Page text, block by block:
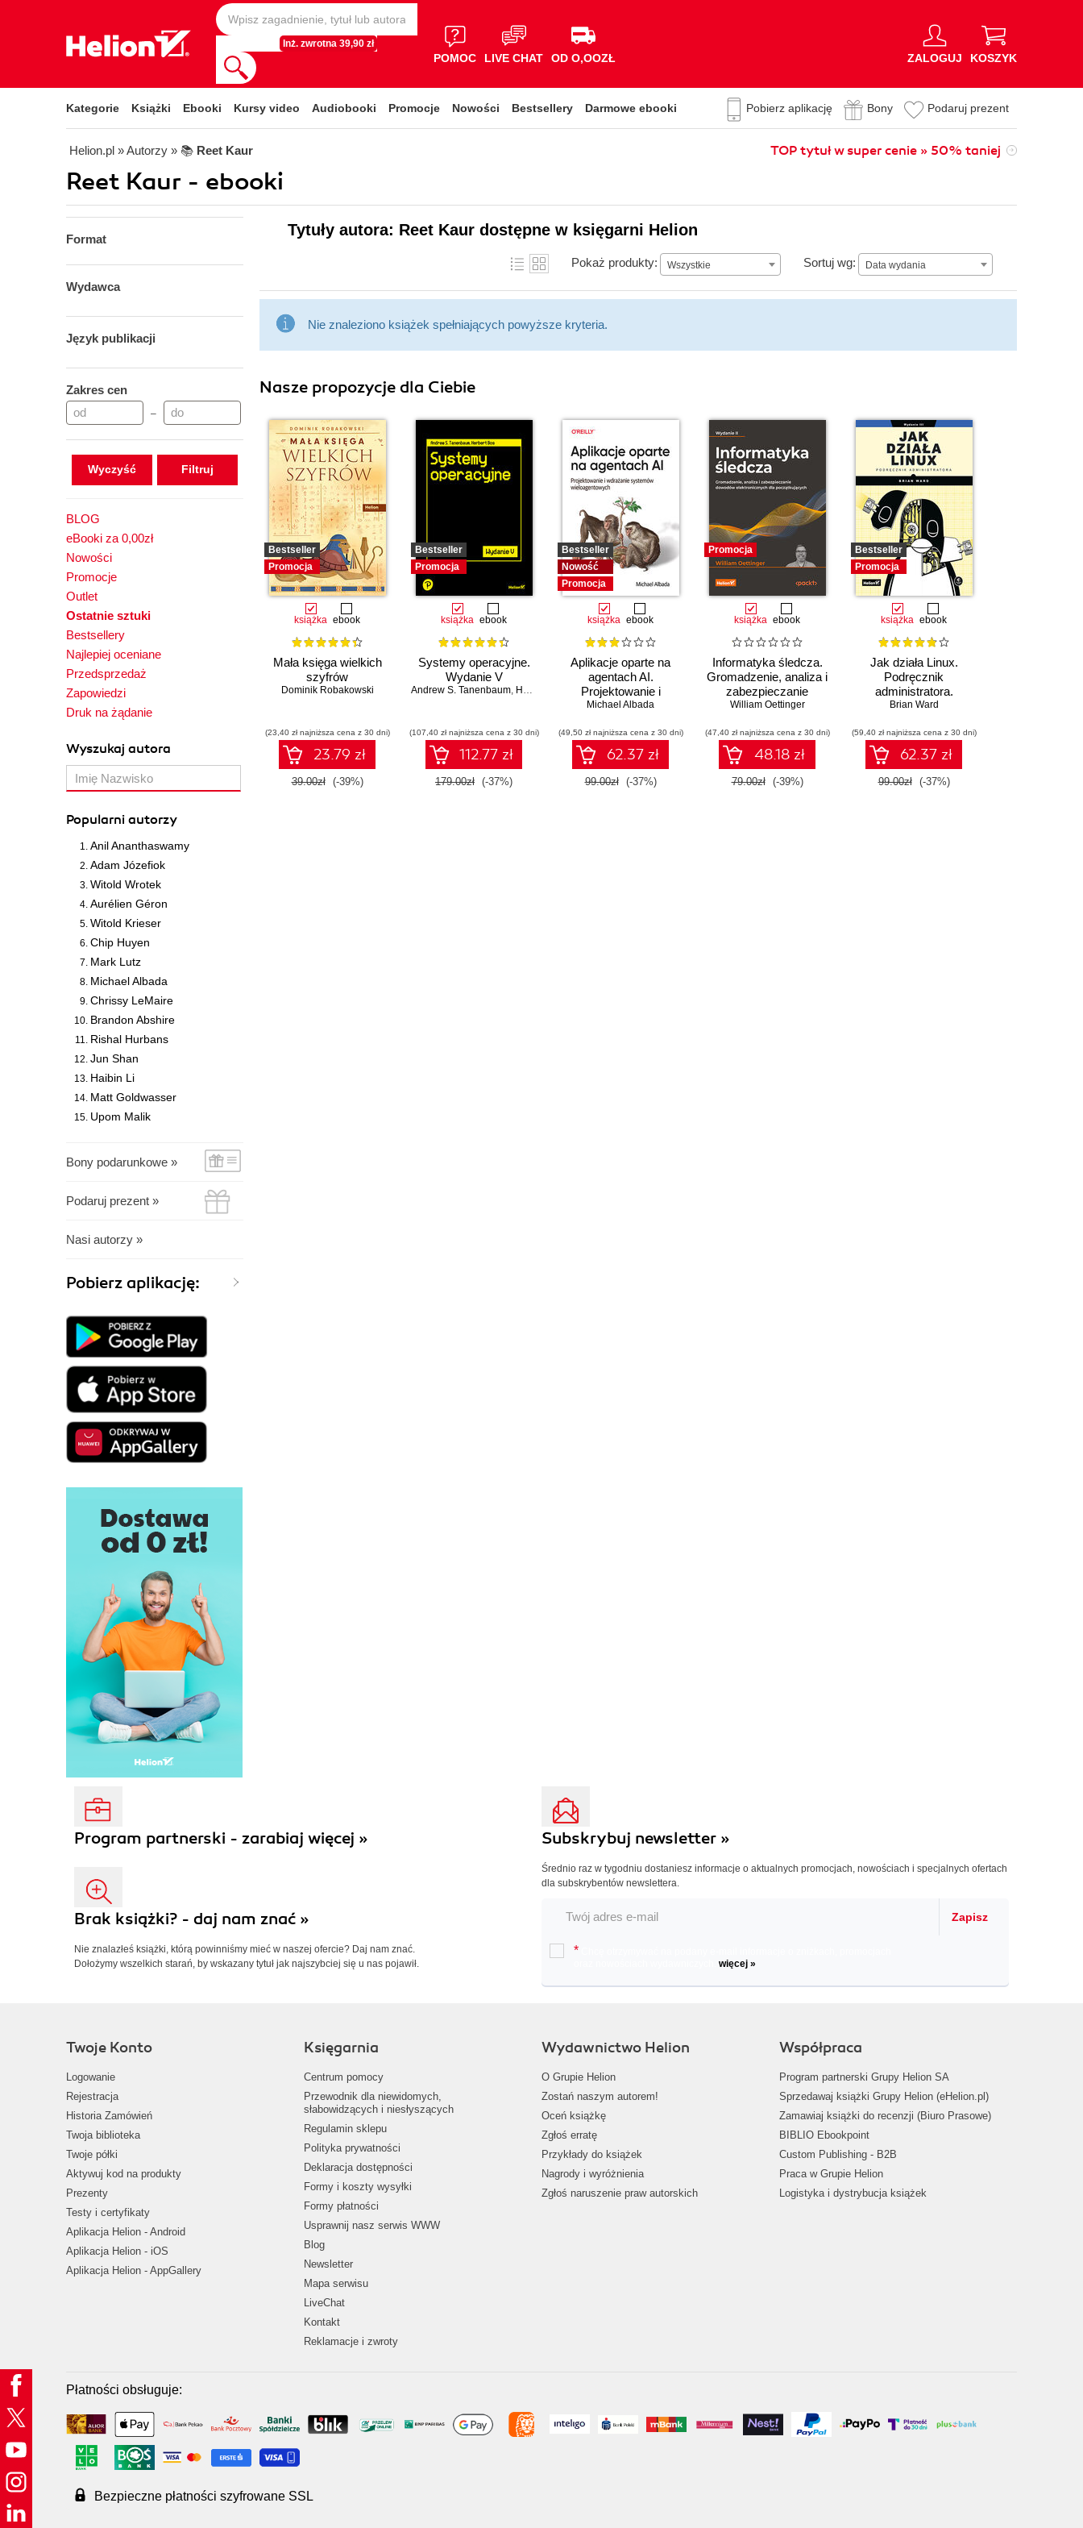
Inż. zwrotna 39,90 zł
POMOC LIVE CHAT OD O,OOZŁ ZALOGUJ KOSZYK
Kategorie Książki Ebooki Kursy video Audiobooki Promocje Nowości Bestsellery Darmowe ebooki Pobierz aplikację Bony Podaruj prezent
Helion.pl » Autorzy » 📚 Reet Kaur TOP tytuł w super cenie » 50% taniej
Reet Kaur - ebooki
Format
Wydawca
Język publikacji
Zakres cen
–
Wyczyść
BLOG
eBooki za 0,00zł
Nowości
Promocje
Outlet
Ostatnie sztuki
Bestsellery
Najlepiej oceniane
Przedsprzedaż
Zapowiedzi
Druk na żądanie
Wyszukaj autora
Popularni autorzy
Anil Ananthaswamy
Adam Józefiok
Witold Wrotek
Aurélien Géron
Witold Krieser
Chip Huyen
Mark Lutz
Michael Albada
Chrissy LeMaire
Brandon Abshire
Rishal Hurbans
Jun Shan
Haibin Li
Matt Goldwasser
Upom Malik
Bony podarunkowe »
Podaruj prezent »
Nasi autorzy »
Pobierz aplikację:
Tytuły autora: Reet Kaur dostępne w księgarni Helion
Pokaż produkty: Wszystkie Sortuj wg: Data wydania
Data wydania
Nie znaleziono książek spełniających powyższe kryteria.
Nasze propozycje dla Ciebie
Bestseller
Promocja
książka ebook
Mała księga wielkich
szyfrów
Dominik Robakowski
(23,40 zł najniższa cena z 30 dni)
23.79 zł
39.00zł (-39%)
Bestseller
Promocja
książka ebook
Systemy operacyjne.
Wydanie V
Andrew S. Tanenbaum, Herbert Bos
(107,40 zł najniższa cena z 30 dni)
112.77 zł
179.00zł (-37%)
Bestseller
Nowość
Promocja
książka ebook
Aplikacje oparte na
agentach AI.
Projektowanie i
wdrażanie systemów
Michael Albada
(49,50 zł najniższa cena z 30 dni)
62.37 zł
99.00zł (-37%)
Promocja
książka ebook
Informatyka śledcza.
Gromadzenie, analiza i
zabezpieczanie
dowodów
początkujących.
Wydanie II
William Oettinger
(47,40 zł najniższa cena z 30 dni)
48.18 zł
79.00zł (-39%)
Bestseller
Promocja
książka ebook
Jak działa Linux.
Podręcznik
administratora.
Wydanie III
Brian Ward
(59,40 zł najniższa cena z 30 dni)
62.37 zł
99.00zł (-37%)
Program partnerski - zarabiaj więcej »
Brak książki? - daj nam znać »
Nie znalazłeś książki, którą powinniśmy mieć w naszej ofercie? Daj nam znać.
Dołożymy wszelkich starań, by wskazany tytuł jak najszybciej się u nas pojawił.
Subskrybuj newsletter »
Średnio raz w tygodniu dostaniesz informacje o aktualnych promocjach, nowościach i specjalnych ofertach
dla subskrybentów newslettera.
Zapisz
*
więcej »
Twoje Konto
Logowanie
Rejestracja
Historia Zamówień
Twoja biblioteka
Twoje półki
Aktywuj kod na produkty
Prezenty
Testy i certyfikaty
Aplikacja Helion - Android
Aplikacja Helion - iOS
Aplikacja Helion - AppGallery
Księgarnia
Centrum pomocy
Przewodnik dla niewidomych,
słabowidzących i niesłyszących
Regulamin sklepu
Polityka prywatności
Deklaracja dostępności
Formy i koszty wysyłki
Formy płatności
Usprawnij nasz serwis WWW
Blog
Newsletter
Mapa serwisu
LiveChat
Kontakt
Reklamacje i zwroty
Wydawnictwo Helion
O Grupie Helion
Zostań naszym autorem!
Oceń książkę
Zgłoś erratę
Przykłady do książek
Nagrody i wyróżnienia
Zgłoś naruszenie praw autorskich
Współpraca
Program partnerski Grupy Helion SA
Sprzedawaj książki Grupy Helion (eHelion.pl)
Zamawiaj książki do recenzji (Biuro Prasowe)
BIBLIO Ebookpoint
Custom Publishing - B2B
Praca w Grupie Helion
Logistyka i dystrybucja książek
Płatności obsługuje:
Bezpieczne płatności szyfrowane SSL